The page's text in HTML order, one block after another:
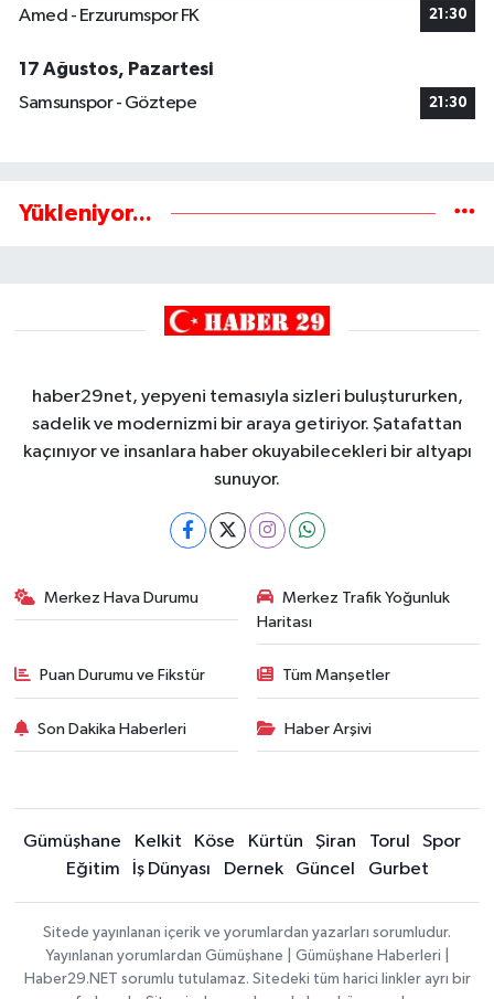
Amed - Erzurumspor FK 21:30
17 Ağustos, Pazartesi
Samsunspor - Göztepe
21:30
Yükleniyor...
haber29net, yepyeni temasıyla sizleri buluştururken,
sadelik ve modernizmi bir araya getiriyor. Şatafattan
kaçınıyor ve insanlara haber okuyabilecekleri bir altyapı
sunuyor.
Merkez Hava Durumu
Merkez Trafik Yoğunluk
Haritası
Puan Durumu ve Fikstür Tüm Manşetler
Son Dakika Haberleri Haber Arşivi
Gümüşhane Kelkit Köse Kürtün Şiran Torul
Spor
Eğitim
İş Dünyası Dernek Güncel Gurbet
Sitede yayınlanan içerik ve yorumlardan yazarları sorumludur.
Yayınlanan yorumlardan Gümüşhane | Gümüşhane Haberleri |
Haber29.NET sorumlu tutulamaz. Sitedeki tüm harici linkler ayrı bir